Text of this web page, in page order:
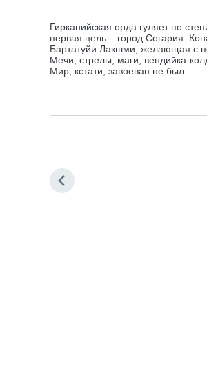
Гирканийская орда гуляет по
первая цель – город Согария.
Бартатуйи Лакшми, желающая с
Мечи, стрелы, маги, вендийка-
Мир, кстати, завоеван не был…